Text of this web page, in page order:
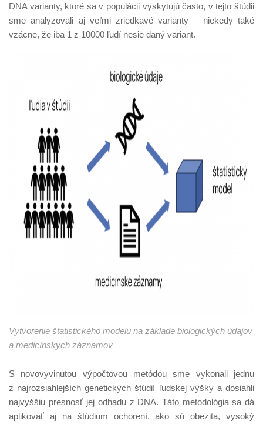
DNA varianty, ktoré sa v populácii vyskytujú často, v tejto štúdii
sme analyzovali aj veľmi zriedkavé varianty – niekedy také
vzácne, že iba 1 z 10000 ľudí nesie daný variant.
Vytvorenie štatistického modelu na základe biologických údajov
a medicínskych záznamov
S novovyvinutou výpočtovou metódou sme vykonali jednu
z najrozsiahlejších genetických štúdií ľudskej výšky a dosiahli
najvyššiu presnosť jej odhadu z DNA. Táto metodológia sa dá
aplikovať aj na štúdium ochorení, ako sú obezita, vysoký